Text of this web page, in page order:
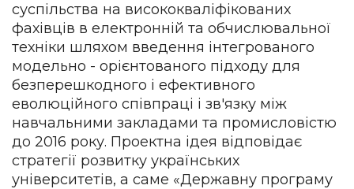
суспільства на висококваліфікованих
фахівців в електронній та обчислювальної
техніки шляхом введення інтегрованого
модельно - орієнтованого підходу для
безперешкодного і ефективного
еволюційного співпраці і зв'язку між
навчальними закладами та промисловістю
до 2016 року. Проектна ідея відповідає
стратегії розвитку українських
університетів, а саме «Державну програму